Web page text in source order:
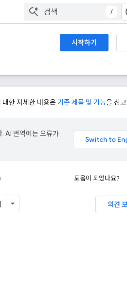
/
시작하기
대한 자세한 내용은 기존 제품 및 기능을 참
AI 번역에는 오류가
도움이 되었나요?
의견